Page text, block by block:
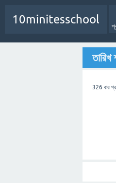
10minitesschool
তারিখ
326 বার